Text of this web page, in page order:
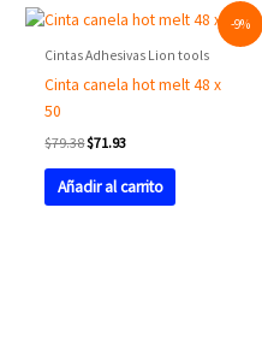
-9%
Cintas Adhesivas Lion tools
Cinta canela hot melt 48 x
50
$79.38
Original
was:
$71.93
Current
is:
Añadir al carrito